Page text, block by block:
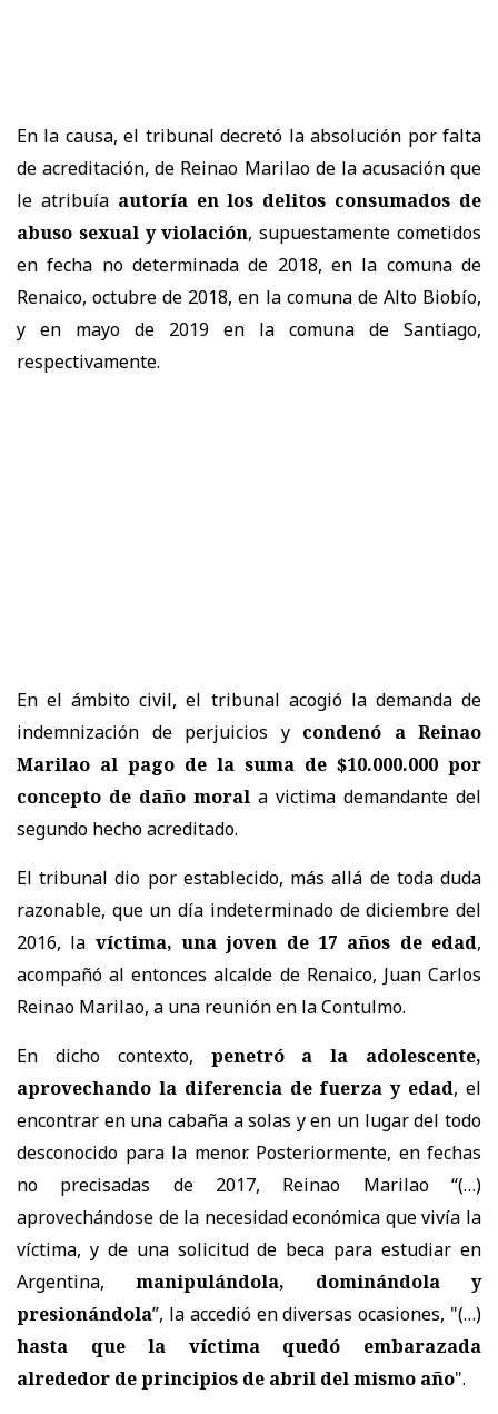
En la causa, el tribunal decretó la absolución por falta
de acreditación, de Reinao Marilao de la acusación que
le atribuíaautoría en los delitos consumados de
abuso sexual y violación, supuestamente cometidos
en fecha no determinada de 2018, en la comuna de
Renaico, octubre de 2018, en la comuna de Alto Biobío,
y en mayo de 2019 en la comuna de Santiago,
respectivamente.
En el ámbito civil, el tribunal acogió la demanda de
indemnización de perjuicios y condenó a Reinao
Marilao al pago de la suma de $10.000.000 por
concepto de daño moral a victima demandante del
segundo hecho acreditado.
El tribunal dio por establecido, más allá de toda duda
razonable, que un día indeterminado de diciembre del
2016, la víctima, una joven de 17 años de edad,
acompañó al entonces alcalde de Renaico, Juan Carlos
Reinao Marilao, a una reunión en la Contulmo.
En dicho contexto, penetró a la adolescente,
aprovechando la diferencia de fuerza y edad, el
encontrar en una cabaña a solas y en un lugar del todo
desconocido para la menor. Posteriormente, en fechas
no precisadas de 2017, Reinao Marilao “(…)
aprovechándose de la necesidad económica que vivía la
víctima, y de una solicitud de beca para estudiar en
Argentina, manipulándola, dominándola y
presionándola”, la accedió en diversas ocasiones, "(…)
hasta que la víctima quedó embarazada
alrededor de principios de abril del mismo año".